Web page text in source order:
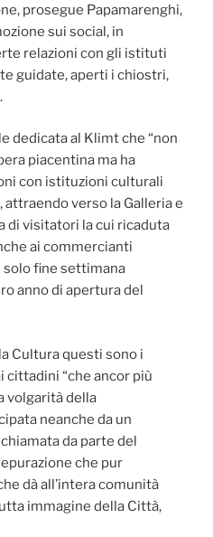
prosegue Papamarenghi,
sui social, in
relazioni con gli istituti
guidate, aperti i chiostri,
dedicata al Klimt che “non
piacentina ma ha
con istituzioni culturali
verso la Galleria e
di visitatori la cui ricaduta
ai commercianti
fine settimana
anno di apertura del
Cultura questi sono i
cittadini “che ancor più
volgarità della
neanche da un
da parte del
che pur
dà all’intera comunità
immagine della Città,